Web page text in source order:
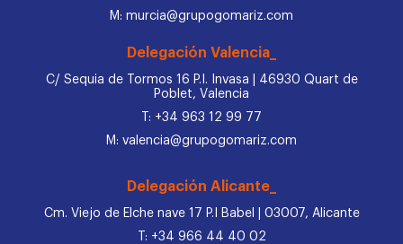
M: murcia@grupogomariz.com
Delegación Valencia_
C/ Sequia de Tormos 16 P.I. Invasa | 46930 Quart de
Poblet, Valencia
T: +34 963 12 99 77
M: valencia@grupogomariz.com
Delegación Alicante_
Cm. Viejo de Elche nave 17 P.I Babel | 03007, Alicante
T: +34 966 44 40 02